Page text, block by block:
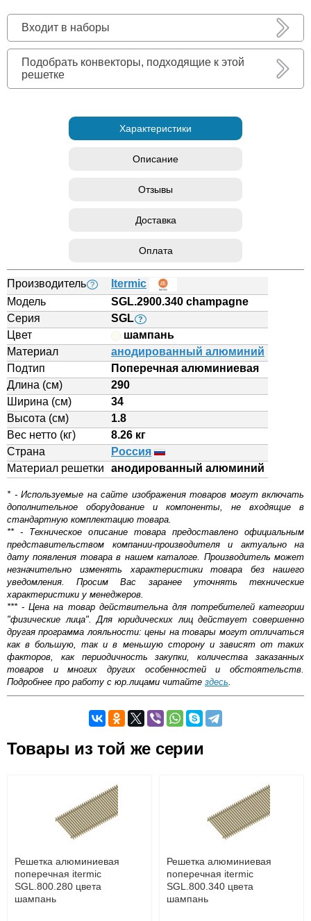
Входит в наборы
Подобрать конвекторы, подходящие к этой
решетке
Характеристики
Описание
Отзывы
Доставка
Оплата
Производитель ?
Itermic
Модель
SGL.2900.340 champagne
Серия
SGL ?
Цвет
шампань
Материал
анодированный алюминий
Подтип
Поперечная алюминиевая
Длина (см)
290
Ширина (см)
34
Высота (см)
1.8
Вес нетто (кг)
8.26 кг
Страна
Россия
Материал решетки
aнодированный алюминий
* - Используемые на сайте изображения товаров могут включать
дополнительное оборудование и компоненты, не входящие в
стандартную комплектацию товара.
** - Техническое описание товара предоставлено официальным
представительством компании-производителя и актуально на
дату появления товара в нашем каталоге. Производитель может
незначительно изменять характеристики товара без нашего
уведомления. Просим Вас заранее уточнять технические
характеристики у менеджеров.
*** - Цена на товар действительна для потребителей категории
"физические лица". Для юридических лиц действует совершенно
другая программа лояльности: цены на товары могут отличаться
как в большую, так и в меньшую сторону и зависят от таких
факторов, как периодичность закупки, количества заказанных
товаров и многих других особенностей и обстоятельств.
Подробнее про работу с юр.лицами читайте здесь.
Оставьте отзыв
Доставка сантехники по Москве и Московской области
Наличный расчёт
Банковской картой на сайте в режиме реального
времени
Банковской картой при получении товара как при
Интернет-деньгами (Yandex-деньги, Web-money,
Qiwi-кошельки и другие).
Безналичный расчёт (возможно и с НДС)
подробнее...
Товары из той же серии
Решетка алюминиевая
поперечная itermic
SGL.800.280 цвета
шампань
Решетка алюминиевая
поперечная itermic
SGL.800.340 цвета
шампань